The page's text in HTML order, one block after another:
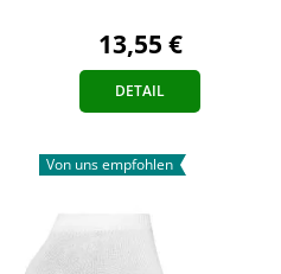
13,55 €
DETAIL
Von uns empfohlen